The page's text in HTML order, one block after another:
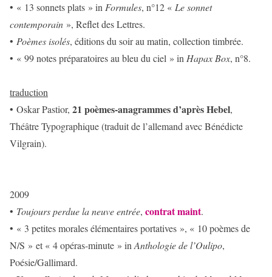
• « 13 sonnets plats » in Formules, n°12 « Le sonnet
contemporain », Reflet des Lettres.
• Poèmes isolés, éditions du soir au matin, collection timbrée.
• « 99 notes préparatoires au bleu du ciel » in Hapax Box, n°8.
traduction
• Oskar Pastior, 21 poèmes-anagrammes d’après Hebel,
Théâtre Typographique (traduit de l’allemand avec Bénédicte
Vilgrain).
2009
• Toujours perdue la neuve entrée, contrat maint.
• « 3 petites morales élémentaires portatives », « 10 poèmes de
N/S » et « 4 opéras-minute » in Anthologie de l’Oulipo,
Poésie/Gallimard.